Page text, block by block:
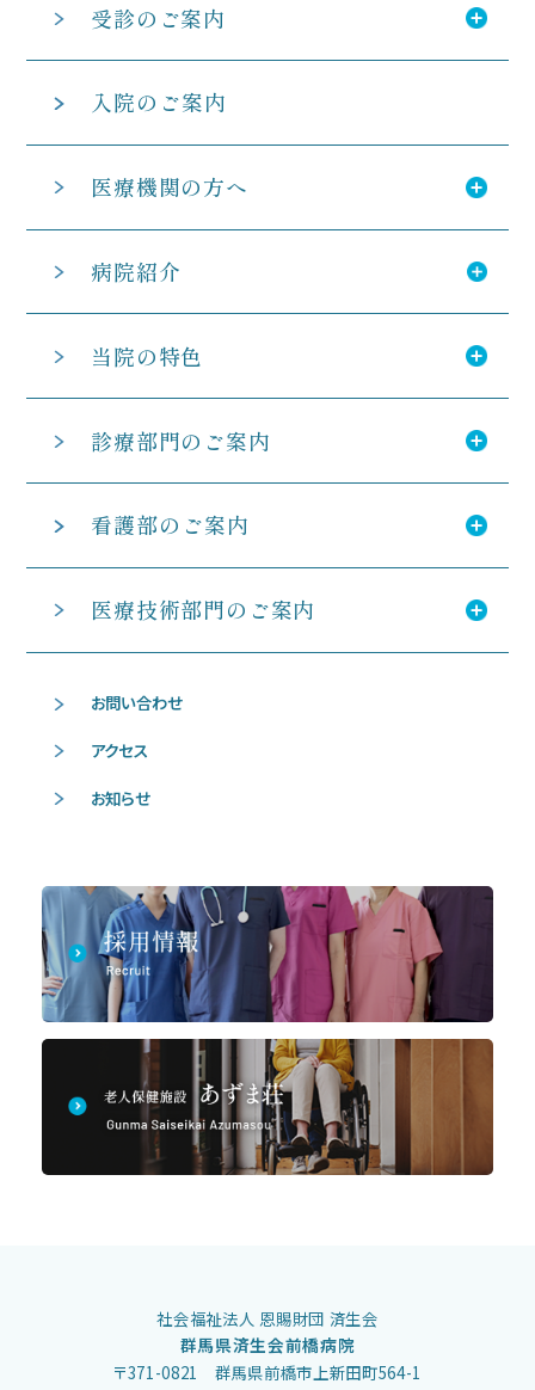
受診のご案内
入院のご案内
医療機関の方へ
病院紹介
当院の特色
診療部門のご案内
看護部のご案内
医療技術部門のご案内
お問い合わせ
アクセス
お知らせ
社会福祉法人 恩賜財団 済生会
群馬県済生会前橋病院
〒371-0821 群馬県前橋市上新田町564-1